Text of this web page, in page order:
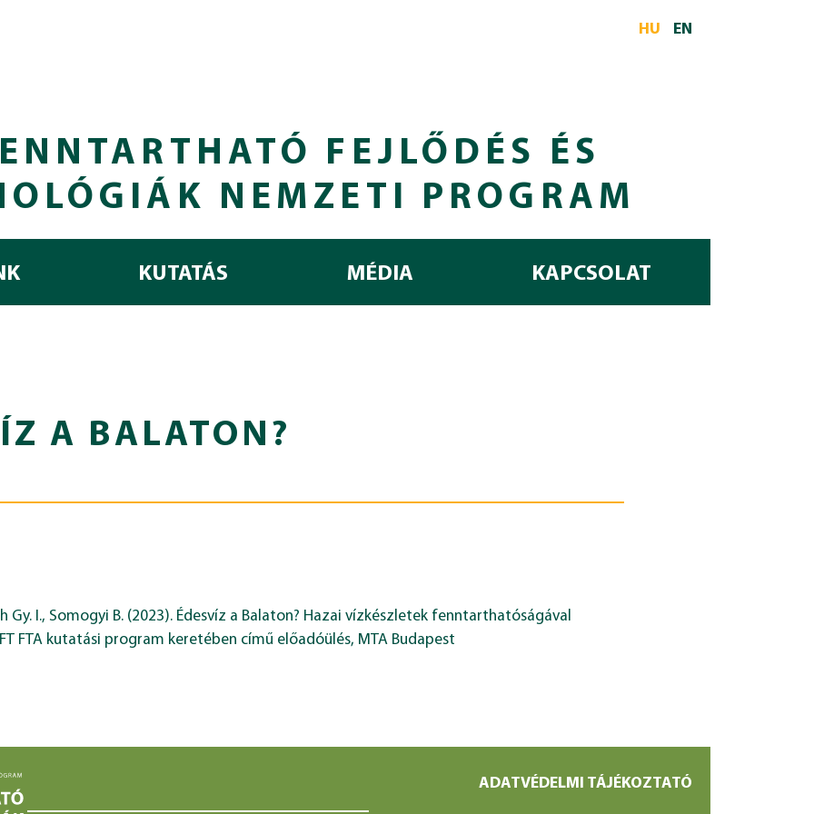
HU
EN
FEJLŐDÉS ÉS
NEMZETI PROGRAM
KUTATÁS MÉDIA KAPCSOLAT
A BALATON?
Gy. I., Somogyi B. (2023). Édesvíz a Balaton? Hazai vízkészletek fenntarthatóságával
FTA kutatási program keretében című előadóülés, MTA Budapest
ADATVÉDELMI TÁJÉKOZTATÓ